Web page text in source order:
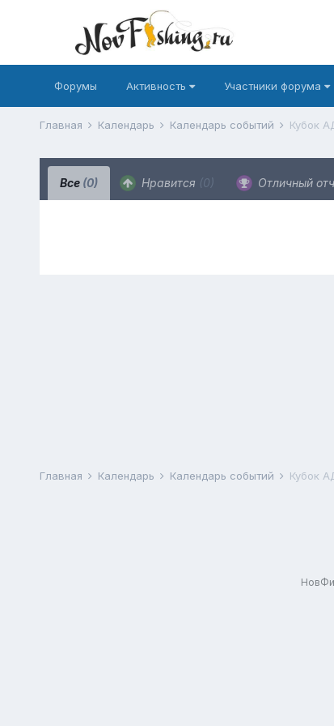
Форумы Активность Участники форума
Главная Календарь Календарь событий Кубок
Все (0) Нравится (0) Отличный
Главная Календарь Календарь событий Кубок